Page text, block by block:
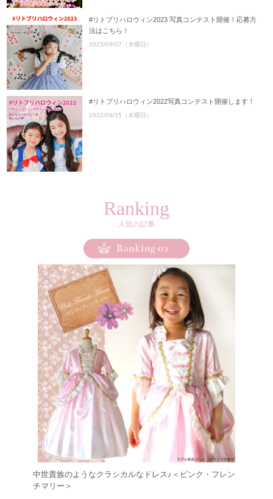
#リトプリハロウィン2023 写真コンテスト開催！応募方
法はこちら！
2023/09/07（木曜日）
#リトプリハロウィン2022写真コンテスト開催します！
2022/09/15（木曜日）
Ranking
人気の記事
中世貴族のようなクラシカルなドレス♪＜ピンク・フレン
チマリー＞